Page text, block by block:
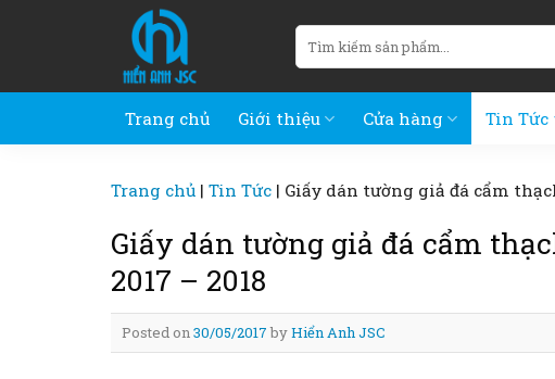
Tìm
kiếm:
Trang chủ Giới thiệu Cửa hàng Tin Tức
Trang chủ | Tin Tức | Giấy dán tường giả đá cẩm
Giấy dán tường giả đá cẩm
2017 – 2018
Posted on30/05/2017 byHiển Anh JSC